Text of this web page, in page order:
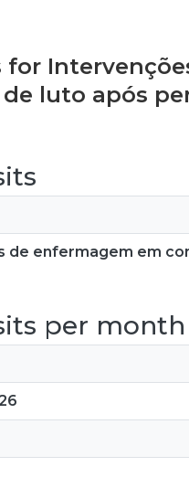
de luto após
de enfermagem em
per month